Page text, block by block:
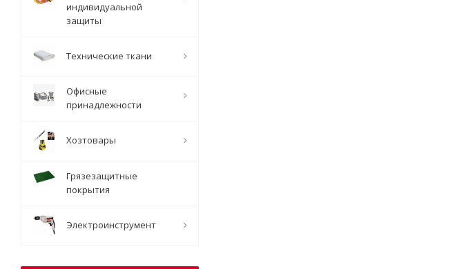
индивидуальной
защиты
Технические ткани
Офисные
принадлежности
Хозтовары
Грязезащитные
покрытия
Электроинструмент